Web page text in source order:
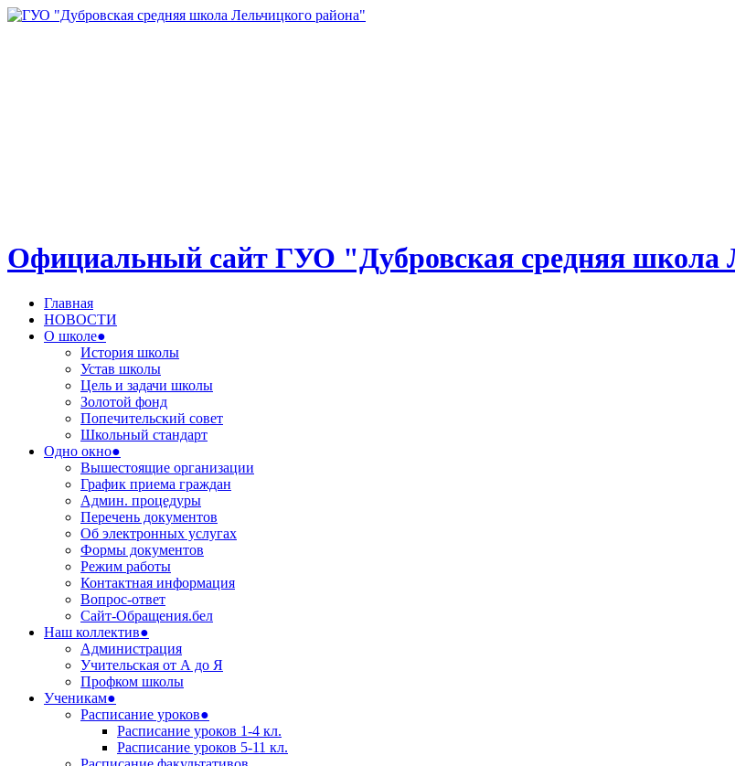
Официальный сайт ГУО "Дубровская средняя школа
Главная
НОВОСТИ
О школе●
История школы
Устав школы
Цель и задачи школы
Золотой фонд
Попечительский совет
Школьный стандарт
Одно окно●
Вышестоящие организации
График приема граждан
Админ. процедуры
Перечень документов
Об электронных услугах
Формы документов
Режим работы
Контактная информация
Вопрос-ответ
Сайт-Обращения.бел
Наш коллектив●
Администрация
Учительская от А до Я
Профком школы
Ученикам●
Расписание уроков●
Расписание уроков 1-4 кл.
Расписание уроков 5-11 кл.